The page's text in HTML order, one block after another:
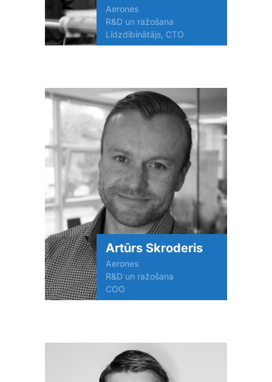
Aerones
R&D un ražošana
Līdzdibinātājs, CTO
Artūrs Skroderis
Aerones
R&D un ražošana
COO